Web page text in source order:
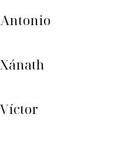
Antonio